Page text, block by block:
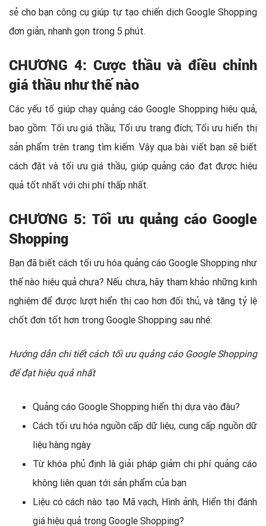
sẻ cho bạn công cụ giúp tự tạo chiến dịch Google Shopping
đơn giản, nhanh gọn trong 5 phút.
CHƯƠNG 4: Cược thầu và điều chỉnh
giá thầu như thế nào
Các yếu tố giúp chạy quảng cáo Google Shopping hiệu quả,
bao gồm: Tối ưu giá thầu; Tối ưu trang đích; Tối ưu hiển thị
sản phẩm trên trang tìm kiếm. Vậy qua bài viết bạn sẽ biết
cách đặt và tối ưu giá thầu, giúp quảng cáo đạt được hiệu
quả tốt nhất với chi phí thấp nhất.
CHƯƠNG 5: Tối ưu quảng cáo Google
Shopping
Bạn đã biết cách tối ưu hóa quảng cáo Google Shopping như
thế nào hiệu quả chưa? Nếu chưa, hãy tham khảo những kinh
nghiệm để được lượt hiển thị cao hơn đối thủ, và tăng tỷ lệ
chốt đơn tốt hơn trong Google Shopping sau nhé:
Hướng dẫn chi tiết cách tối ưu quảng cáo Google Shopping
để đạt hiệu quả nhất
Quảng cáo Google Shopping hiển thị dựa vào đâu?
Cách tối ưu hóa nguồn cấp dữ liệu, cung cấp nguồn dữ
liệu hàng ngày
Từ khóa phủ định là giải pháp giảm chi phí quảng cáo
không liên quan tới sản phẩm của bạn
Liệu có cách nào tạo Mã vạch, Hình ảnh, Hiển thị đánh
giá hiệu quả trong Google Shopping?